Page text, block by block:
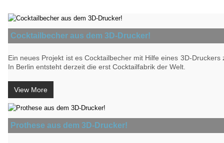
Cocktailbecher aus dem 3D-Drucker!
Ein neues Projekt ist es Cocktailbecher mit Hilfe eines 3D-Druckers
In Berlin entsteht derzeit die erst Cocktailfabrik der Welt.
View More
Prothese aus dem 3D-Drucker!